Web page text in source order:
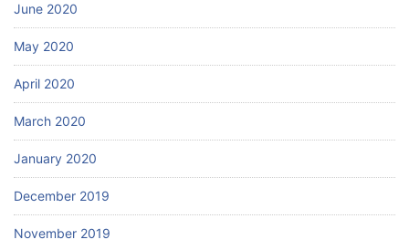
June 2020
May 2020
April 2020
March 2020
January 2020
December 2019
November 2019